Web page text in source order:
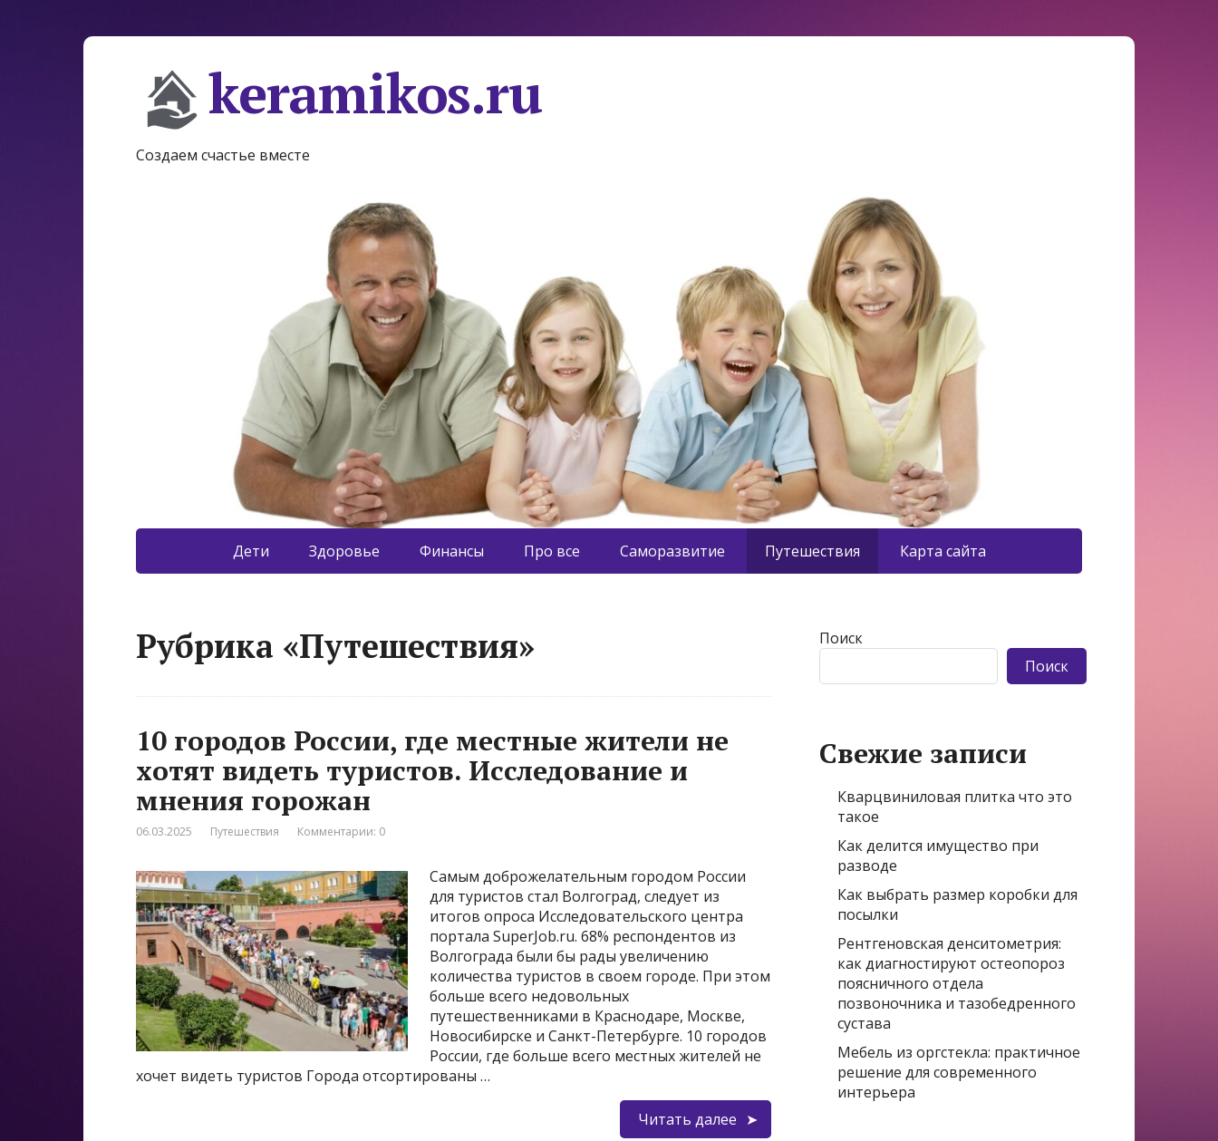
keramikos.ru
Создаем счастье вместе
Дети Здоровье Финансы Про все Саморазвитие Путешествия Карта сайта
Рубрика «Путешествия»
10 городов России, где местные жители не
хотят видеть туристов. Исследование и
мнения горожан
06.03.2025 Путешествия Комментарии: 0
Самым доброжелательным городом России
для туристов стал Волгоград, следует из
итогов опроса Исследовательского центра
портала SuperJob.ru. 68% респондентов из
Волгограда были бы рады увеличению
количества туристов в своем городе. При этом
больше всего недовольных
путешественниками в Краснодаре, Москве,
Новосибирске и Санкт-Петербурге. 10 городов
России, где больше всего местных жителей не
хочет видеть туристов Города отсортированы …
Читать далее
Поиск
Поиск
Свежие записи
Кварцвиниловая плитка что это
такое
Как делится имущество при
разводе
Как выбрать размер коробки для
посылки
Рентгеновская денситометрия:
как диагностируют остеопороз
поясничного отдела
позвоночника и тазобедренного
сустава
Мебель из оргстекла: практичное
решение для современного
интерьера